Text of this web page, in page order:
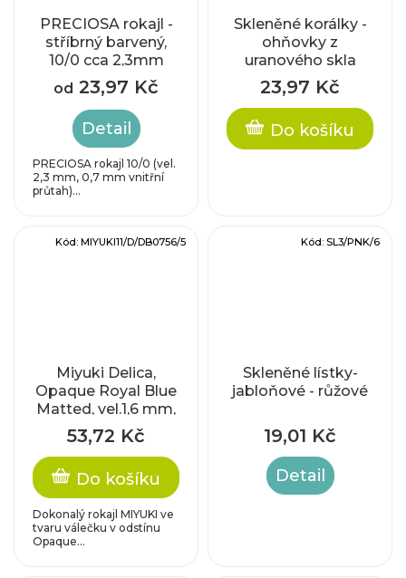
PRECIOSA rokajl -
stříbrný barvený,
10/0 cca 2,3mm
od 23,97 Kč
Detail
PRECIOSA rokajl 10/0 (vel.
2,3 mm, 0,7 mm vnitřní
průtah)...
Skleněné korálky -
ohňovky z
uranového skla
23,97 Kč
Do košíku
Miyuki Delica,
Opaque Royal Blue
Matted, vel.1,6 mm,
průtah 0,8 mm
53,72 Kč
Do košíku
Dokonalý rokajl MIYUKI ve
tvaru válečku v odstínu
Opaque...
Kód: MIYUKI11/D/DB0756/5
Skleněné lístky-
jabloňové - růžové
19,01 Kč
Detail
Kód: SL3/PNK/6